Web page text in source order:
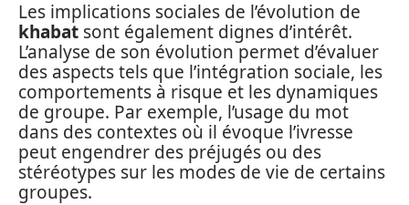
Les implications sociales de l’évolution de
khabat sont également dignes d’intérêt.
L’analyse de son évolution permet d’évaluer
des aspects tels que l’intégration sociale, les
comportements à risque et les dynamiques
de groupe. Par exemple, l’usage du mot
dans des contextes où il évoque l’ivresse
peut engendrer des préjugés ou des
stéréotypes sur les modes de vie de certains
groupes.